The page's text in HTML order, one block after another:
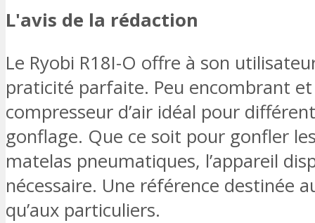
L'avis de la rédaction
Le Ryobi R18I-O offre à son
praticité parfaite. Peu encombrant
compresseur d’air idéal pour
gonflage. Que ce soit pour gonfler
matelas pneumatiques, l’appareil
nécessaire. Une référence destinée
qu’aux particuliers.